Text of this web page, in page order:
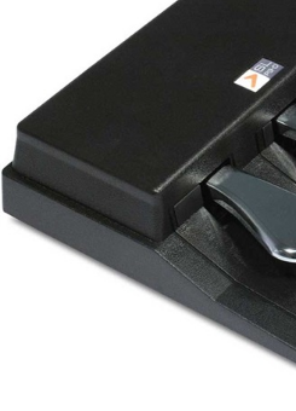
管楽器